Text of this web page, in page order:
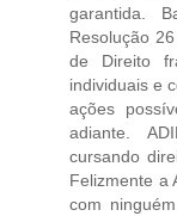
garantida.
Resolução
de Direito
individuais e
ações
adiante.
cursando
Felizmente a
com